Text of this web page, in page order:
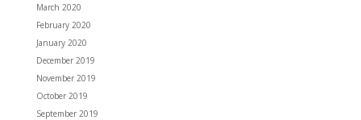
March 2020
February 2020
January 2020
December 2019
November 2019
October 2019
September 2019